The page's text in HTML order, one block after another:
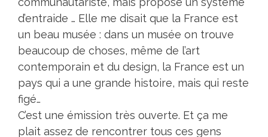
d’entraide … Elle me disait que la France est
un beau musée : dans un musée on trouve
beaucoup de choses, même de l’art
contemporain et du design, la France est un
pays qui a une grande histoire, mais qui reste
figé…
C’est une émission très ouverte. Et ça me
plait assez de rencontrer tous ces gens